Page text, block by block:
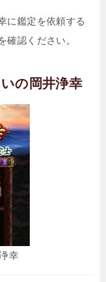
に鑑定を依頼する
確認ください。
の岡井浄幸
幸